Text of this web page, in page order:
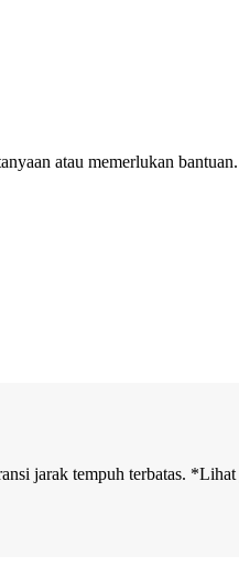
atau memerlukan bantuan.
jarak tempuh terbatas. *Lihat